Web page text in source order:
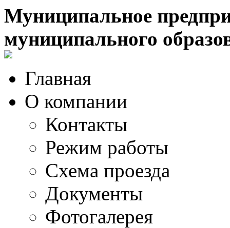
Муниципальное
муниципального
Главная
О компании
Контакты
Режим работы
Схема проезда
Документы
Фотогалерея